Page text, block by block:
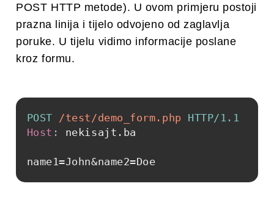
POST HTTP metode). U ovom primjeru postoji
prazna linija i tijelo odvojeno od zaglavlja
poruke. U tijelu vidimo informacije poslane
kroz formu.
POST /test/demo_form.php
HTTP/1.1
Host : nekisajt.ba
name1=John&name2=Doe